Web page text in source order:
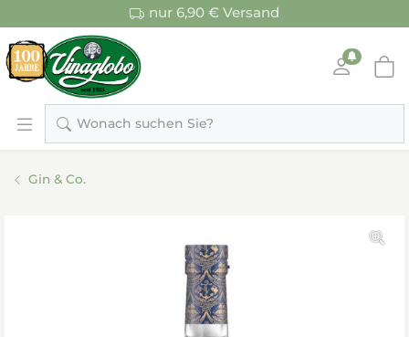
nur 6,90 € Versand
Wonach suchen Sie?
Gin & Co.